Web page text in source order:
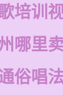
培训
哪里
俗唱